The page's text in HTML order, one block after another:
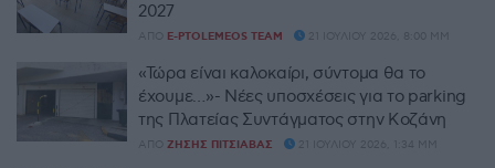
2027
ΑΠΌ E-PTOLEMEOS TEAM 21 ΙΟΥΛΊΟΥ 2026, 8:00 ΜΜ
«Τώρα είναι καλοκαίρι, σύντομα θα το
έχουμε…»- Νέες υποσχέσεις για το parking
της Πλατείας Συντάγματος στην Κοζάνη
ΑΠΌ ΖΉΣΗΣ ΠΙΤΣΙΆΒΑΣ 21 ΙΟΥΛΊΟΥ 2026, 1:34 ΜΜ